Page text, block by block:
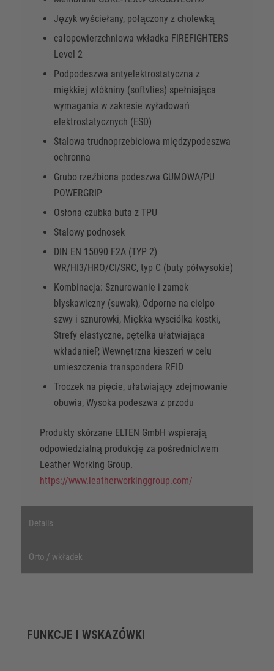
Język wyściełany, połączony z cholewką
całopowierzchniowa wkładka FIREFIGHTERS
Level 2
Podpodeszwa antyelektrostatyczna z
miękkiej włókniny (softvlies) spełniająca
wymagania w zakresie wyładowań
elektrostatycznych (ESD)
Stalowa trudnoprzebiciowa międzypodeszwa
ochronna
Grubo rzeźbiona podeszwa GUMOWA/PU
POWERGRIP
Osłona czubka buta z TPU
Stalowy podnosek
DIN EN 15090 F2A (TYP 2)
WR/HI3/HRO/CI/SRC, typ C (buty półwysokie)
Kombinacja: Sznurowanie i zamek
blyskawiczny (suwak), Odporne na cielpo
szwy i sznurowki, Miękka wysciólka kostki,
Strefy elastyczne, pętelka ułatwiająca
wkładanieP, Wewnętrzna kieszeń w celu
umieszczenia transpondera RFID
Troczek na pięcie, ułatwiający zdejmowanie
obuwia, Wysoka podeszwa z przodu
Produkty skórzane ELTEN GmbH wspierają
odpowiedzialną produkcję za pośrednictwem
Leather Working Group.
https://www.leatherworkinggroup.com/
Details
Orto / wkładek
FUNKCJE I WSKAZÓWKI